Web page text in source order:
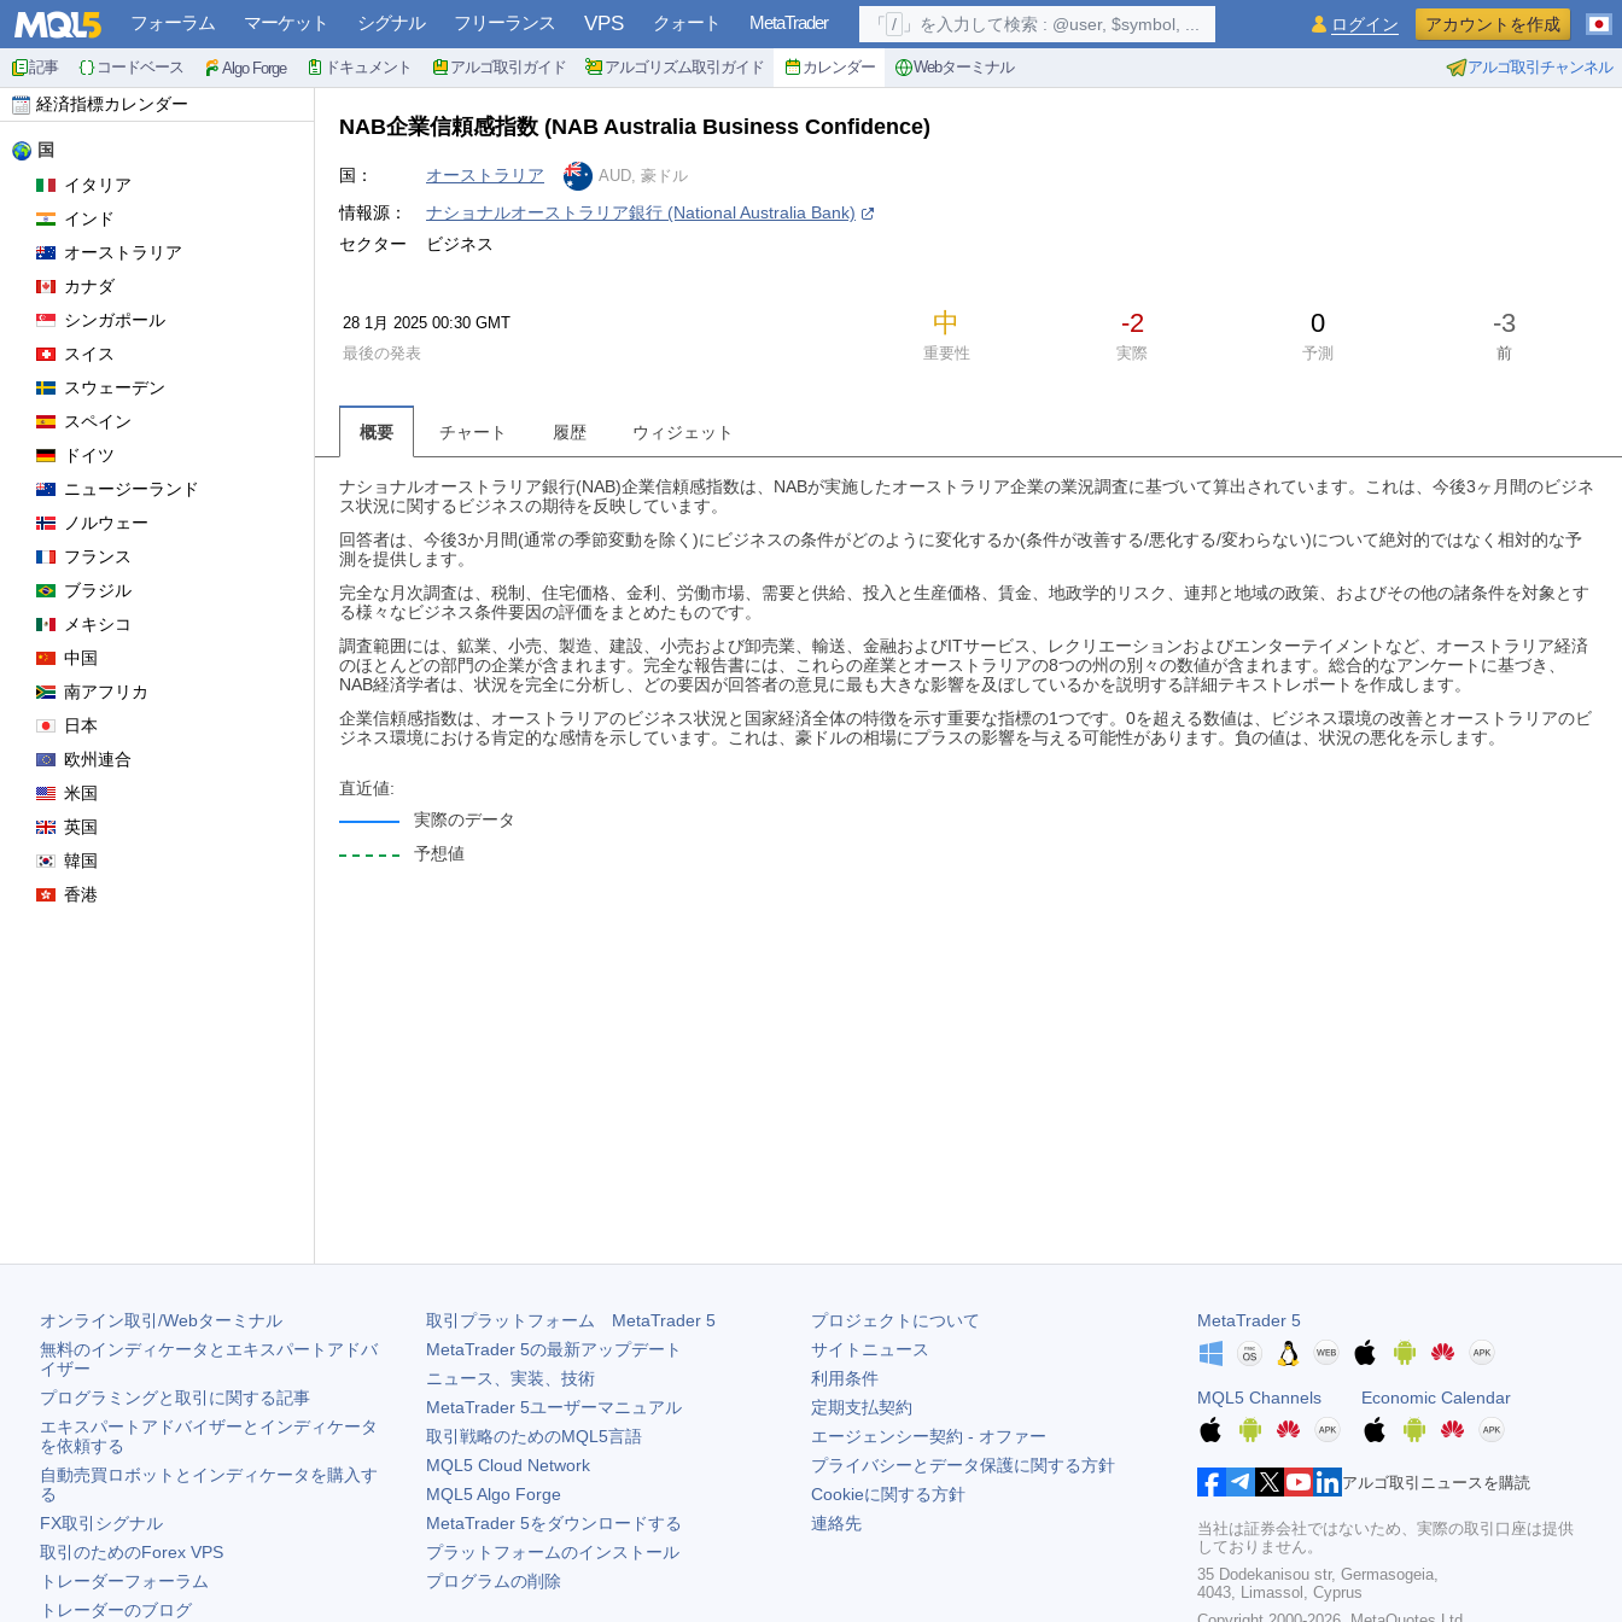
フォーラム マーケット シグナル フリーランス VPS クォート MetaTrader
記事 コードベース Algo Forge ドキュメント アルゴ取引ガイド アルゴリズム取引ガイド カレンダー Webターミナル アルゴ取引チャンネル
「 / 」を入力して検索 : @user, $symbol, ... ログイン アカウントを作成
経済指標カレンダー
国
イタリア
インド
オーストラリア
カナダ
シンガポール
スイス
スウェーデン
スペイン
ドイツ
ニュージーランド
ノルウェー
フランス
ブラジル
メキシコ
中国
南アフリカ
日本
欧州連合
米国
英国
韓国
香港
NAB企業信頼感指数 (NAB Australia Business Confidence)
国： オーストラリア AUD, 豪ドル
情報源：
ナショナルオーストラリア銀行 (National Australia Bank)
セクター
ビジネス
28 1月 2025 00:30 GMT 中 -2 0 -3
最後の発表 重要性 実際 予測 前
概要 チャート 履歴 ウィジェット
ナショナルオーストラリア銀行(NAB)企業信頼感指数は、NABが実施したオーストラリア企業の業況調査に基づいて算出されています。これは、今後3ヶ月間のビジネ
ス状況に関するビジネスの期待を反映しています。
回答者は、今後3か月間(通常の季節変動を除く)にビジネスの条件がどのように変化するか(条件が改善する/悪化する/変わらない)について絶対的ではなく相対的な予
測を提供します。
完全な月次調査は、税制、住宅価格、金利、労働市場、需要と供給、投入と生産価格、賃金、地政学的リスク、連邦と地域の政策、およびその他の諸条件を対象とす
る様々なビジネス条件要因の評価をまとめたものです。
調査範囲には、鉱業、小売、製造、建設、小売および卸売業、輸送、金融およびITサービス、レクリエーションおよびエンターテイメントなど、オーストラリア経済
のほとんどの部門の企業が含まれます。完全な報告書には、これらの産業とオーストラリアの8つの州の別々の数値が含まれます。総合的なアンケートに基づき、
NAB経済学者は、状況を完全に分析し、どの要因が回答者の意見に最も大きな影響を及ぼしているかを説明する詳細テキストレポートを作成します。
企業信頼感指数は、オーストラリアのビジネス状況と国家経済全体の特徴を示す重要な指標の1つです。0を超える数値は、ビジネス環境の改善とオーストラリアのビ
ジネス環境における肯定的な感情を示しています。これは、豪ドルの相場にプラスの影響を与える可能性があります。負の値は、状況の悪化を示します。
直近値:
実際のデータ
予想値
オンライン取引/Webターミナル
無料のインディケータとエキスパートアドバ
イザー
プログラミングと取引に関する記事
エキスパートアドバイザーとインディケータ
を依頼する
自動売買ロボットとインディケータを購入す
る
FX取引シグナル
取引のためのForex VPS
トレーダーフォーラム
トレーダーのブログ
取引プラットフォーム MetaTrader 5
MetaTrader 5の最新アップデート
ニュース、実装、技術
MetaTrader 5ユーザーマニュアル
取引戦略のためのMQL5言語
MQL5 Cloud Network
MQL5 Algo Forge
MetaTrader 5をダウンロードする
プラットフォームのインストール
プログラムの削除
プロジェクトについて
サイトニュース
利用条件
定期支払契約
エージェンシー契約 - オファー
プライバシーとデータ保護に関する方針
Cookieに関する方針
連絡先
MetaTrader 5
MQL5 Channels Economic Calendar
アルゴ取引ニュースを購読
当社は証券会社ではないため、実際の取引口座は提供
しておりません。
35 Dodekanisou str, Germasogeia,
4043, Limassol, Cyprus